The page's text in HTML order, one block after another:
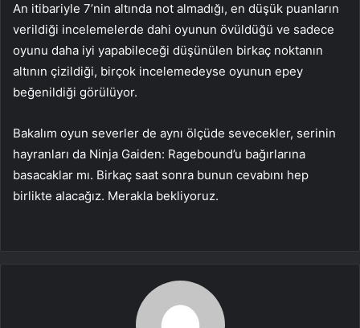
An itibariyle 7’nin altında not almadığı, en düşük puanların
verildiği incelemelerde dahi oyunun övüldüğü ve sadece
oyunu daha iyi yapabileceği düşünülen birkaç noktanın
altının çizildiği, birçok incelemedeyse oyunun epey
beğenildiği görülüyor.
Bakalım oyun severler de aynı ölçüde sevecekler, serinin
hayranları da Ninja Gaiden: Ragebound’u bağırlarına
basacaklar mı. Birkaç saat sonra bunun cevabını hep
birlikte alacağız. Merakla bekliyoruz.